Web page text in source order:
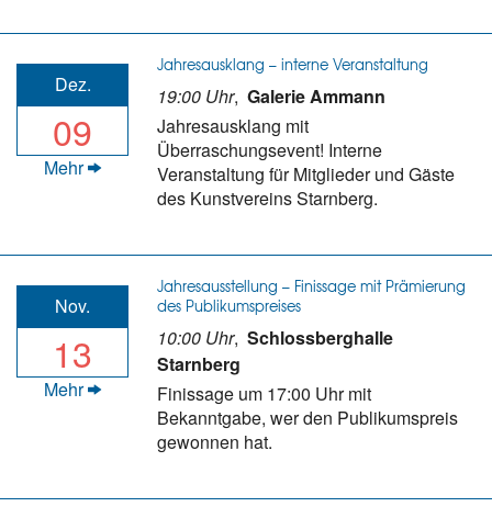
Dez.
09
Mehr
Jahresausklang – interne Veranstaltung
19:00 Uhr, Galerie Ammann
Jahresausklang mit
Überraschungsevent! Interne
Veranstaltung für Mitglieder und Gäste
des Kunstvereins Starnberg.
Nov.
13
Mehr
Jahresausstellung – Finissage mit Prämierung
des Publikumspreises
10:00 Uhr, Schlossberghalle
Starnberg
Finissage um 17:00 Uhr mit
Bekanntgabe, wer den Publikumspreis
gewonnen hat.